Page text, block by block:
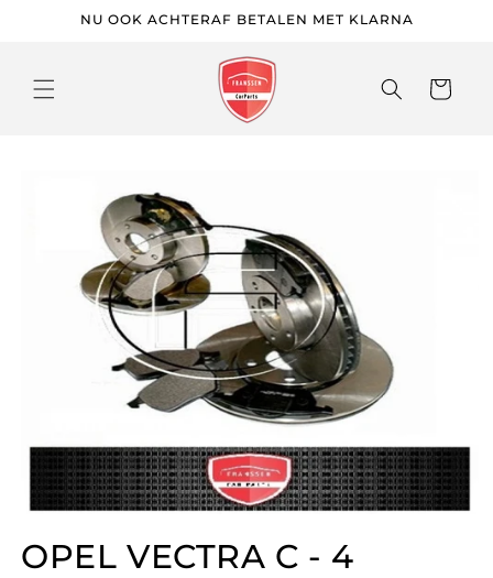
naar deNU OOK ACHTERAF BETALEN MET KLARNA
OPEL VECTRA C - 4